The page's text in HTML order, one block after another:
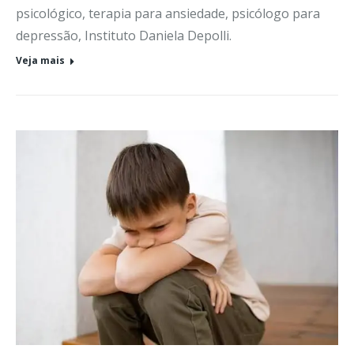
psicológico, terapia para ansiedade, psicólogo para
depressão, Instituto Daniela Depolli.
Veja mais